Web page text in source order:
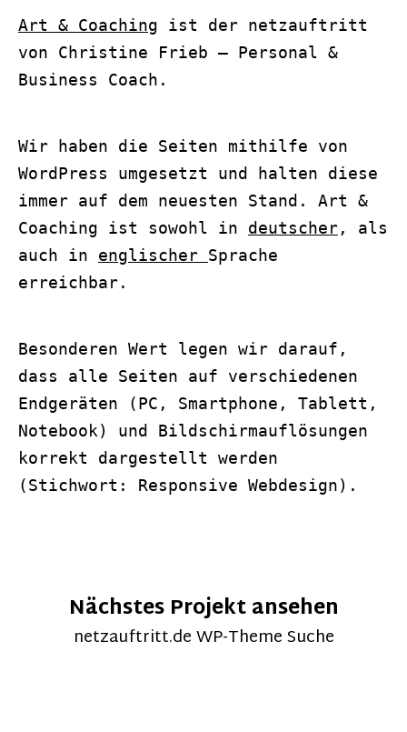
Art & Coaching ist der netzauftritt
von Christine Frieb – Personal &
Business Coach.
Wir haben die Seiten mithilfe von
WordPress umgesetzt und halten diese
immer auf dem neuesten Stand. Art &
Coaching ist sowohl in deutscher, als
auch in englischer Sprache
erreichbar.
Besonderen Wert legen wir darauf,
dass alle Seiten auf verschiedenen
Endgeräten (PC, Smartphone, Tablett,
Notebook) und Bildschirmauflösungen
korrekt dargestellt werden
(Stichwort: Responsive Webdesign).
Nächstes Projekt ansehen
netzauftritt.de WP-Theme Suche